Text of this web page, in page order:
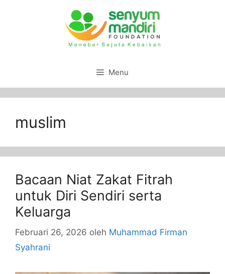
Menu
muslim
Bacaan Niat Zakat Fitrah
untuk Diri Sendiri serta
Keluarga
Februari 26, 2026 oleh Muhammad Firman
Syahrani